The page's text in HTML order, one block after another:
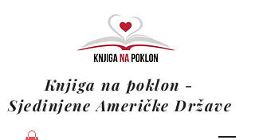
Knjiga na poklon -
Sjedinjene Američke Države